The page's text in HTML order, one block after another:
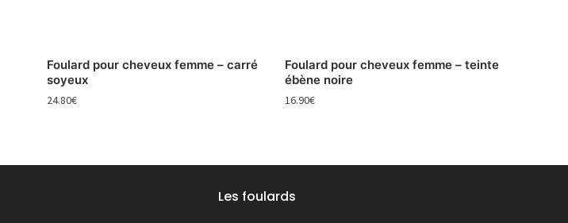
Foulard pour cheveux femme – carré
soyeux
24.80€
Foulard pour cheveux femme – teinte
ébène noire
16.90€
Les foulards